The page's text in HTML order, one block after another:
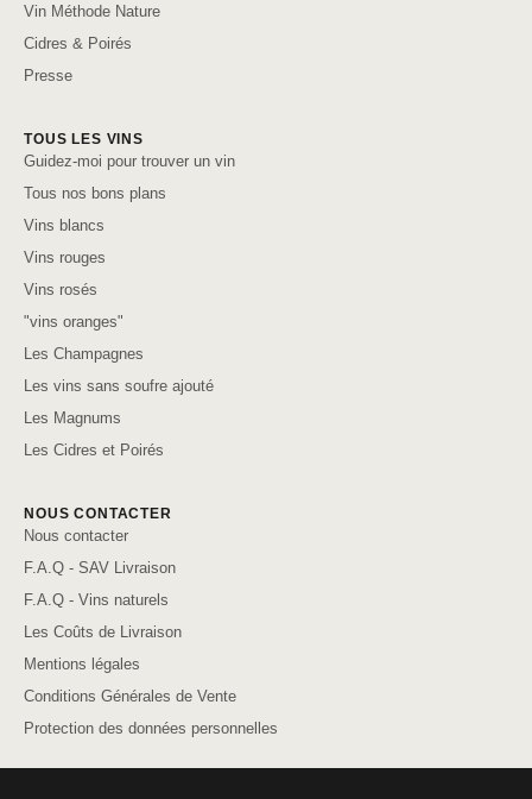
Vin Méthode Nature
Cidres & Poirés
Presse
TOUS LES VINS
Guidez-moi pour trouver un vin
Tous nos bons plans
Vins blancs
Vins rouges
Vins rosés
"vins oranges"
Les Champagnes
Les vins sans soufre ajouté
Les Magnums
Les Cidres et Poirés
NOUS CONTACTER
Nous contacter
F.A.Q - SAV Livraison
F.A.Q - Vins naturels
Les Coûts de Livraison
Mentions légales
Conditions Générales de Vente
Protection des données personnelles